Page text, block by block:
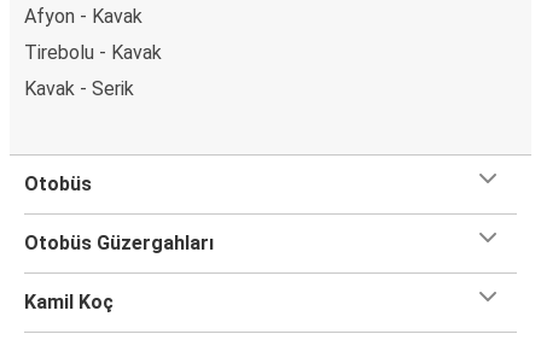
Afyon - Kavak
Tirebolu - Kavak
Kavak - Serik
Otobüs
Otobüs Güzergahları
Kamil Koç